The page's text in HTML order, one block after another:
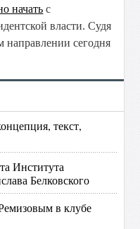
начать с
власти. Судя
направлении сегодня
текст,
Института
Белковского
в клубе